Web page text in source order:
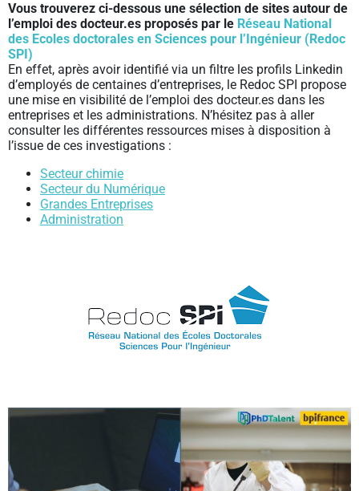
Vous trouverez ci-dessous une sélection de sites autour de
l’emploi des docteur.es proposés par le Réseau National
des Ecoles doctorales en Sciences pour l’Ingénieur (Redoc
SPI)
En effet, après avoir identifié via un filtre les profils Linkedin
d’employés de centaines d’entreprises, le Redoc SPI propose
une mise en visibilité de l’emploi des docteur.es dans les
entreprises et les administrations. N’hésitez pas à aller
consulter les différentes ressources mises à disposition à
l’issue de ces investigations :
Secteur chimie
Secteur du Numérique
Grandes Entreprises
Administration